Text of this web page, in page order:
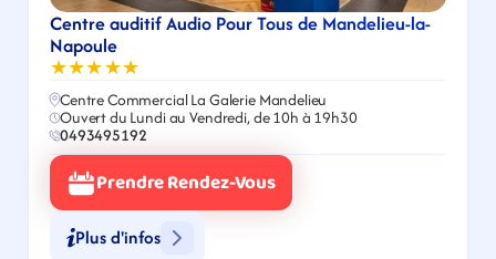
Centre auditif Audio Pour Tous de Mandelieu-la-
Napoule
★★★★★
Centre Commercial La Galerie Mandelieu
Ouvert du Lundi au Vendredi, de 10h à 19h30
0493495192
Prendre Rendez-Vous
Plus d'infos